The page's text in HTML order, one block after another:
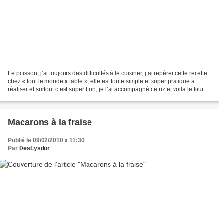
Le poisson, j’ai toujours des difficultés à le cuisiner, j’ai repérer cette recette
chez « tout le monde a table », elle est toute simple et super pratique a
réaliser et surtout c’est super bon, je l’ai accompagné de riz et voila le tour
Macarons à la fraise
Publié le 09/02/2010 à 11:30
Par DesLysdor